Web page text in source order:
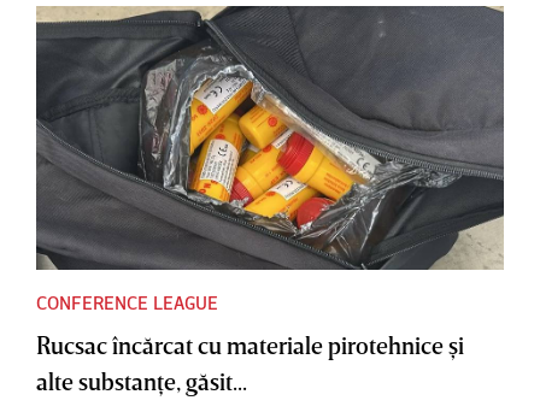
CONFERENCE LEAGUE
Rucsac încărcat cu materiale pirotehnice şi
alte substanţe, găsit...